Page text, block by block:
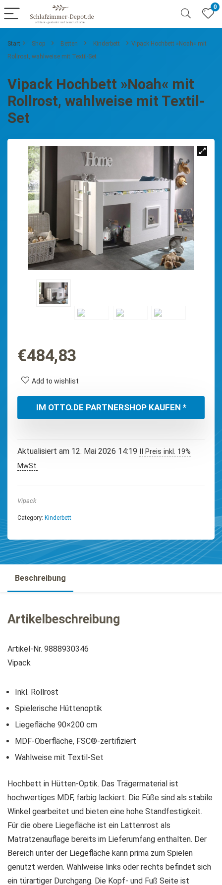
0
Start Shop Betten Kinderbett
Vipack Hochbett »Noah« mit
Rollrost, wahlweise mit Textil-Set
Vipack Hochbett »Noah« mit
Rollrost, wahlweise mit Textil-
Set
€484,83
Add to wishlist
IM OTTO.DE PARTNERSHOP KAUFEN *
Aktualisiert am 12. Mai 2026 14:19
II Preis inkl. 19%
MwSt.
Vipack
Category: Kinderbett
Beschreibung
Artikelbeschreibung
Artikel-Nr. 9888930346
Vipack
Inkl. Rollrost
Spielerische Hüttenoptik
Liegefläche 90×200 cm
MDF-Oberfläche, FSC®-zertifiziert
Wahlweise mit Textil-Set
Hochbett in Hütten-Optik. Das Trägermaterial ist
hochwertiges MDF, farbig lackiert. Die Füße sind als stabile
Winkel gearbeitet und bieten eine hohe Standfestigkeit.
Für die obere Liegefläche ist ein Lattenrost als
Matratzenauflage bereits im Lieferumfang enthalten. Der
Bereich unter der Liegefläche kann prima zum Spielen
genutzt werden. Wahlweise links oder rechts befindet sich
ein türartiger Durchgang. Die Kopf- und Fuß Seite ist